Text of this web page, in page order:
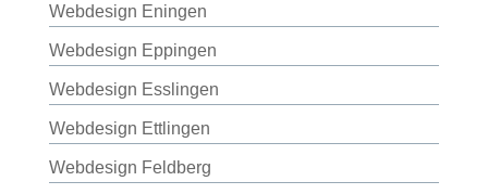
Webdesign Eningen
Webdesign Eppingen
Webdesign Esslingen
Webdesign Ettlingen
Webdesign Feldberg